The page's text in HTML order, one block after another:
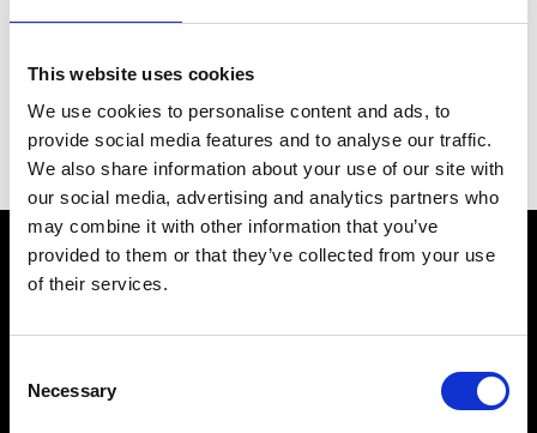
This website uses cookies
We use cookies to personalise content and ads, to
provide social media features and to analyse our traffic.
We also share information about your use of our site with
our social media, advertising and analytics partners who
may combine it with other information that you’ve
provided to them or that they’ve collected from your use
of their services.
Selection
Necessary
Rozpoznaj swoją wydolność
Dołącz do